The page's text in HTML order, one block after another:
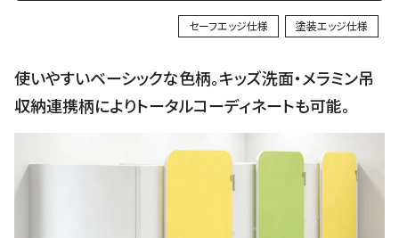
セーフエッジ仕様 塗装エッジ仕様
使いやすいベーシックな色柄。キッズ洗面・メラミン吊
収納連携柄によりトータルコーディネートも可能。